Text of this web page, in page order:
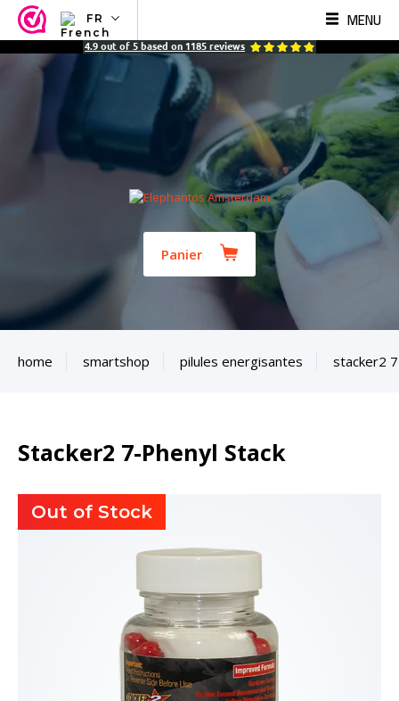
FR
NL
ES
MENU
4.9 out of 5 based on 1185 reviews
Panier
home smartshop pilules energisantes stacker2
Stacker2 7-Phenyl Stack
Out of Stock